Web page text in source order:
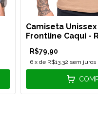
Camiseta
Frontline Caqui -
R$79,90
6 x de R$13,32 sem juros